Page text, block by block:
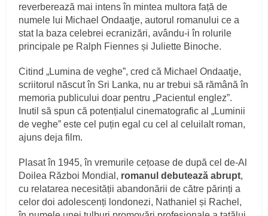
reverberează mai intens în mintea multora față de
numele lui Michael Ondaatje, autorul romanului ce a
stat la baza celebrei ecranizări, avându-i în rolurile
principale pe Ralph Fiennes și Juliette Binoche.
Citind „Lumina de veghe”, cred că Michael Ondaatje,
scriitorul născut în Sri Lanka, nu ar trebui să rămână în
memoria publicului doar pentru „Pacientul englez”.
Inutil să spun că potențialul cinematografic al „Luminii
de veghe” este cel puțin egal cu cel al celuilalt roman,
ajuns deja film.
Plasat în 1945, în vremurile cețoase de după cel de-Al
Doilea Război Mondial, romanul debutează abrupt,
cu relatarea necesității abandonării de către părinți a
celor doi adolescenți londonezi, Nathaniel și Rachel,